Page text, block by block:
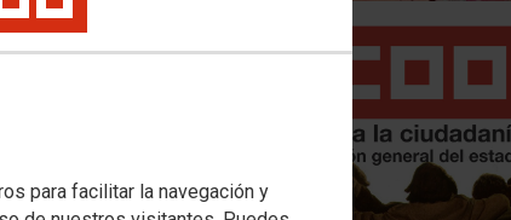
para facilitar la navegación y
Madrid. CCOO
el Gobierno en
la Administración
desde enero de